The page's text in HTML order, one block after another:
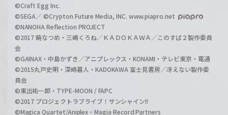
©Craft Egg Inc.
©SEGA／ ©Crypton Future Media, INC. www.piapro.net
©NANOHA Reflection PROJECT
©2017 暁なつめ・三嶋くろね／ＫＡＤＯＫＡＷＡ／このすば２製作委員
会
©GAINAX・中島かずき／アニプレックス・KONAMI・テレビ東京・電通
©2015丸戸史明・深崎暮人・KADOKAWA 富士見書房／冴えない製作委
員会
©東出祐一郎・TYPE-MOON / FAPC
©2017 プロジェクトラブライブ！サンシャイン!!
©Magica Quartet/Aniplex・Magia Record Partners